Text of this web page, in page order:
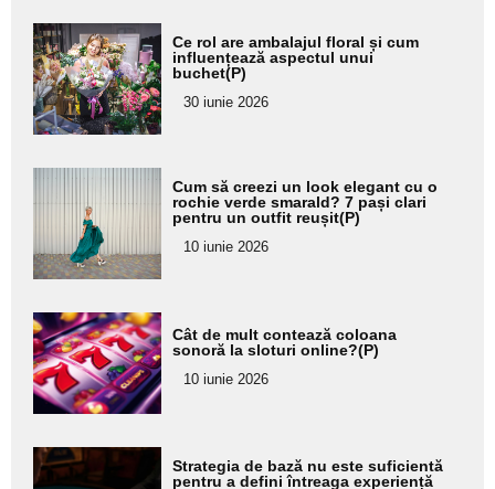
Adaugă
aici textul
pentru
subtitlu
Ce rol are ambalajul floral și cum
influențează aspectul unui
buchet(P)
30 iunie 2026
Adaugă
aici textul
pentru
subtitlu
Cum să creezi un look elegant cu o
rochie verde smarald? 7 pași clari
pentru un outfit reușit(P)
10 iunie 2026
Adaugă
aici textul
pentru
subtitlu
Cât de mult contează coloana
sonoră la sloturi online?(P)
10 iunie 2026
Adaugă
Strategia de bază nu este suficientă
pentru a defini întreaga experiență